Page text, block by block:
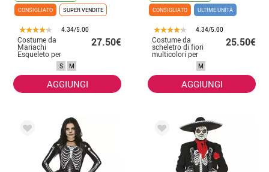
CONSIGLIATO
SUPER VENDITE
4.34/5.00
Costume da
Mariachi
Esqueleto per
uomo
27.50€
S M
AGGIUNGI
CONSIGLIATO
ULTIME UNITÀ
4.34/5.00
Costume da
scheletro di fiori
multicolori per
25.50€
M
AGGIUNGI